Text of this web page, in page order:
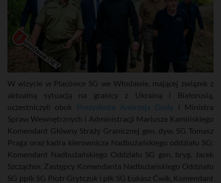
W wizycie w Placówce SG we Włodawie, mającej związek z
aktualną sytuacją na granicy z Ukrainą i Białorusią,
uczestniczyli obok
Prezydenta Andrzeja Dudy i Ministra
Spraw Wewnętrznych i Administracji Mariusza Kamińskiego
Komendant Główny Straży Granicznej gen. dyw. SG Tomasz
Praga oraz kadra kierownicza Nadbużańskiego oddziału SG:
Komendant Nadbużańskiego Oddziału SG gen. bryg. Jacek
Szcząchor, Zastępcy Komendanta Nadbużańskiego Oddziału
SG ppłk SG Piotr Grytczuk i płk SG Łukasz Ćwik, Komendant